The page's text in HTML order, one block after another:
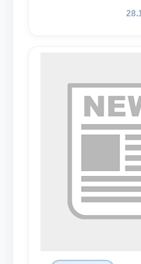
конференция